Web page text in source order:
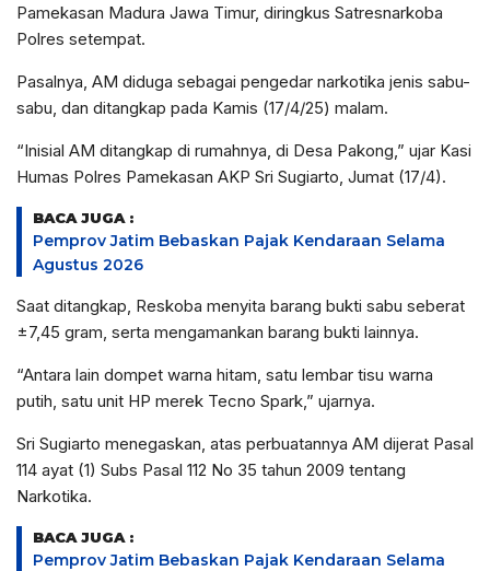
Pamekasan Madura Jawa Timur, diringkus Satresnarkoba
Polres setempat.
Pasalnya, AM diduga sebagai pengedar narkotika jenis sabu-
sabu, dan ditangkap pada Kamis (17/4/25) malam.
“Inisial AM ditangkap di rumahnya, di Desa Pakong,” ujar Kasi
Humas Polres Pamekasan AKP Sri Sugiarto, Jumat (17/4).
BACA JUGA :
Pemprov Jatim Bebaskan Pajak Kendaraan Selama
Agustus 2026
Saat ditangkap, Reskoba menyita barang bukti sabu seberat
±7,45 gram, serta mengamankan barang bukti lainnya.
“Antara lain dompet warna hitam, satu lembar tisu warna
putih, satu unit HP merek Tecno Spark,” ujarnya.
Sri Sugiarto menegaskan, atas perbuatannya AM dijerat Pasal
114 ayat (1) Subs Pasal 112 No 35 tahun 2009 tentang
Narkotika.
BACA JUGA :
Pemprov Jatim Bebaskan Pajak Kendaraan Selama